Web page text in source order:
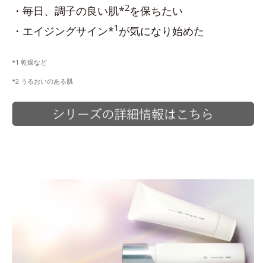
・毎日、調子の良い肌*2を保ちたい
・エイジングサイン*1 が気になり始めた
*1 乾燥など
*2 うるおいのある肌